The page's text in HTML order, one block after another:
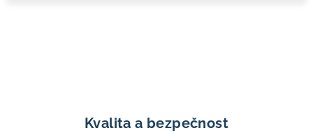
Kvalita a bezpečnost